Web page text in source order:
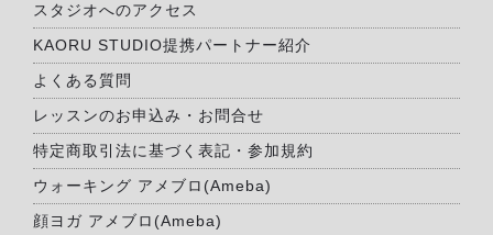
スタジオへのアクセス
KAORU STUDIO提携パートナー紹介
よくある質問
レッスンのお申込み・お問合せ
特定商取引法に基づく表記・参加規約
ウォーキング アメブロ(Ameba)
顔ヨガ アメブロ(Ameba)